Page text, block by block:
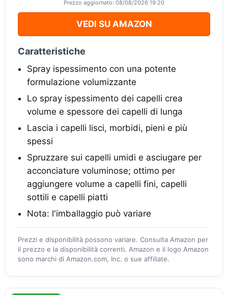
Prezzo aggiornato: 08/08/2026 19:20
VEDI SU AMAZON
Caratteristiche
Spray ispessimento con una potente
formulazione volumizzante
Lo spray ispessimento dei capelli crea
volume e spessore dei capelli di lunga
Lascia i capelli lisci, morbidi, pieni e più
spessi
Spruzzare sui capelli umidi e asciugare per
acconciature voluminose; ottimo per
aggiungere volume a capelli fini, capelli
sottili e capelli piatti
Nota: l'imballaggio può variare
Prezzi e disponibilità possono variare. Consulta Amazon per
il prezzo e la disponibilità correnti. Amazon e il logo Amazon
sono marchi di Amazon.com, Inc. o sue affiliate.